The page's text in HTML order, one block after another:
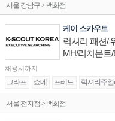
서울 강남구 > 백화점
케이 스카우트
럭셔리 패션/
MH/리치몬트
채용시까지
그라프 쇼메 프레드 럭셔리주얼
서울 전지점 > 백화점